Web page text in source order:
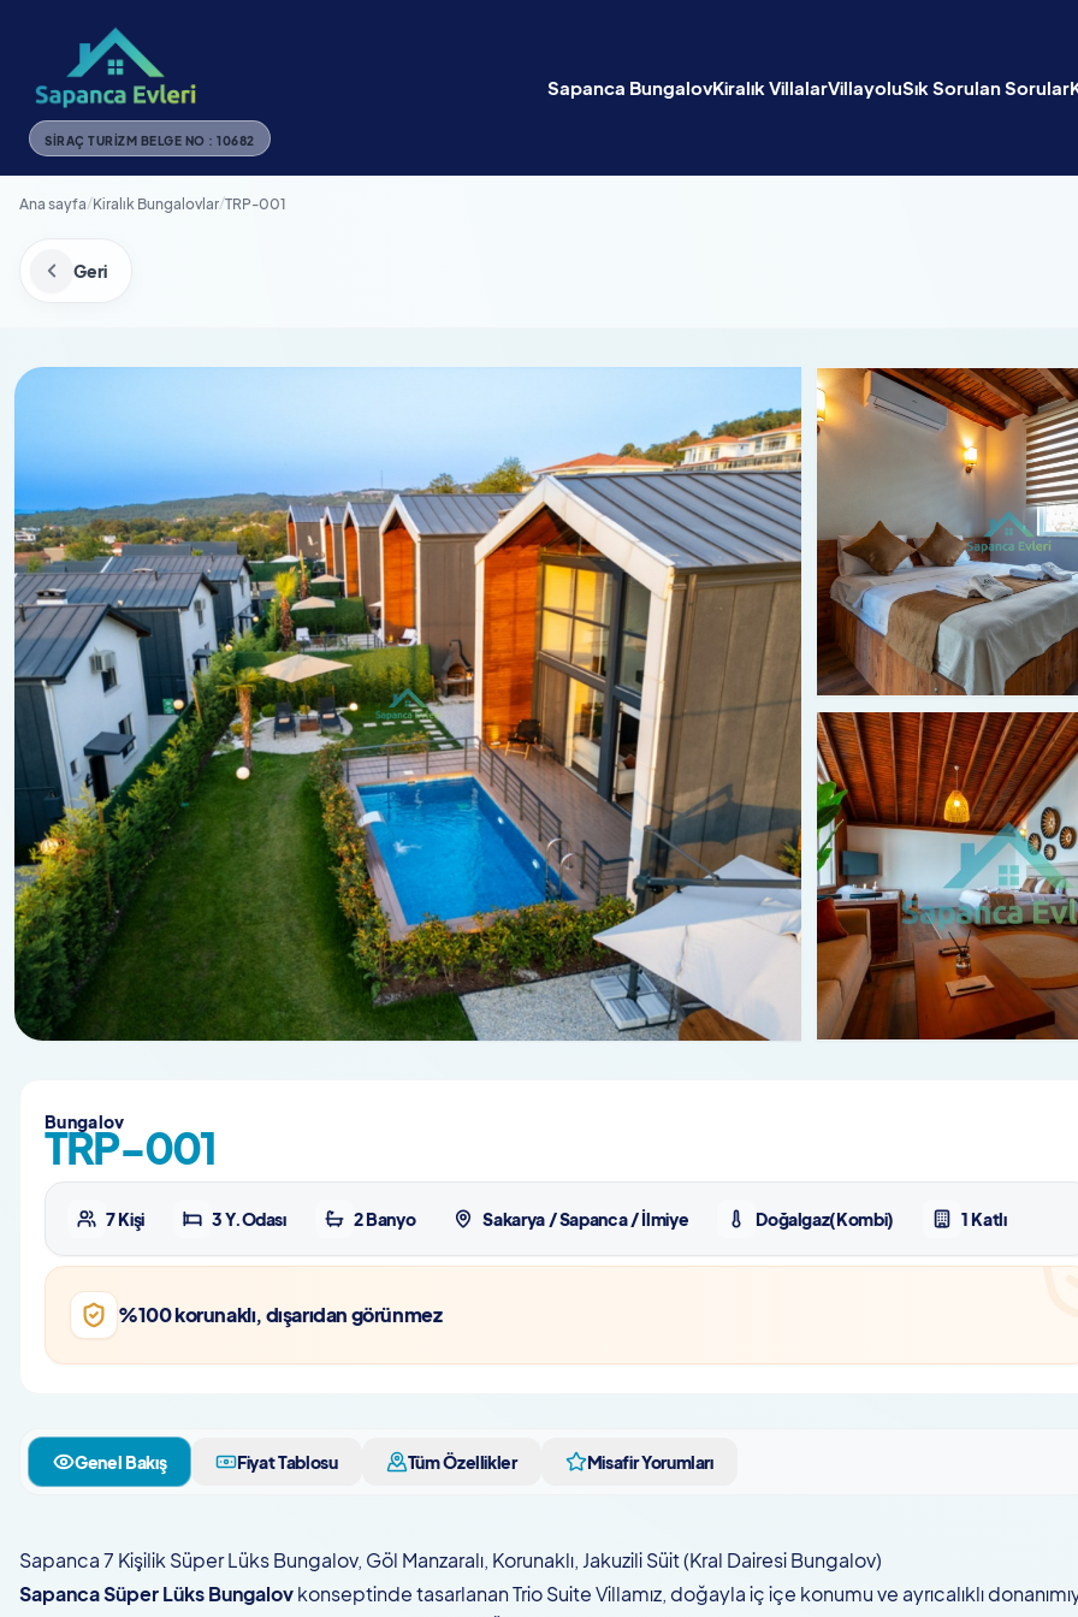
SIRAÇ TURIZM BELGE NO : 10682
Sapanca BungalovKiralık VillalarVillayoluSık Sorulan Sorular
Ana sayfa/Kiralık Bungalovlar/TRP-001
Geri
Bungalov
TRP-001
7 Kişi 3 Y.Odası 2 Banyo Sakarya / Sapanca / İlmiye Doğalgaz(Kombi) 1 Katlı
%100 korunaklı, dışarıdan görünmez
Genel Bakış Fiyat Tablosu Tüm Özellikler Misafir Yorumları
Sapanca 7 Kişilik Süper Lüks Bungalov, Göl Manzaralı, Korunaklı, Jakuzili Süit (Kral Dairesi Bungalov)
Sapanca Süper Lüks Bungalovkonseptinde tasarlanan Trio Suite Villamız, doğayla iç içe konumu ve ayrıcalıklı